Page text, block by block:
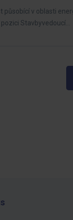
působící v oblasti
Stavbyvedoucí…